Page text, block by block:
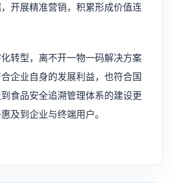
开展精准营销，积累形成价值连
转型，离不开一物一码解决方案
企业自身的发展利益，也符合国
食品安全追溯管理体系的建设更
及到企业与终端用户。